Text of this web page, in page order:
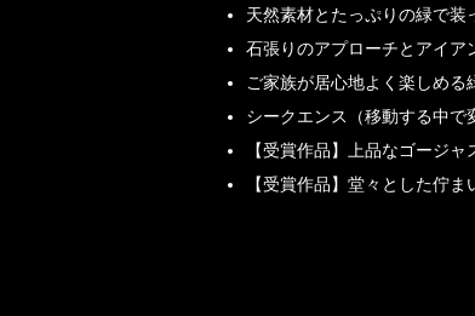
天然素材とたっぷりの緑で装
石張りのアプローチとアイ
ご家族が居心地よく楽しめ
シークエンス（移動する中
【受賞作品】上品なゴージ
【受賞作品】堂々とした佇ま